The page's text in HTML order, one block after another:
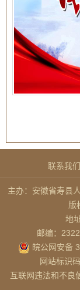
联系我们
主办：安徽省寿县
版
地
邮编：
皖公网安备
网站标识
互联网违法和不良